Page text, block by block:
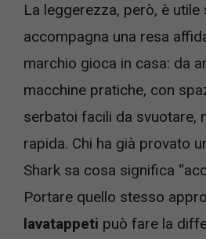
La leggerezza, però, è utile
accompagna una resa
marchio gioca in casa: da
macchine pratiche, con
serbatoi facili da svuotare,
rapida. Chi ha già provato
Shark sa cosa significa
Portare quello stesso
lavatappeti può fare la